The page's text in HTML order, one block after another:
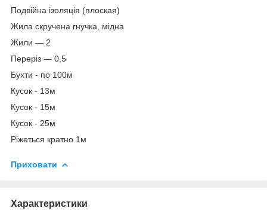
Подвійна ізоляція (плоская)
Жила скручена гнучка, мідна
Жили ― 2
Переріз — 0,5
Бухти - по 100м
Кусок - 13м
Кусок - 15м
Кусок - 25м
Ріжеться кратно 1м
Приховати
Характеристики